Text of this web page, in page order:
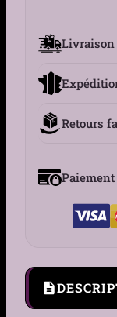
MétalliqueLivraison
Retours